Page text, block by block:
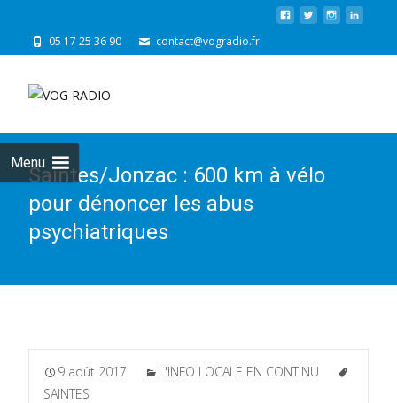
05 17 25 36 90 contact@vogradio.fr
Menu
Saintes/Jonzac : 600 km à vélo
pour dénoncer les abus
psychiatriques
9 août 2017
L'INFO LOCALE EN CONTINU
SAINTES